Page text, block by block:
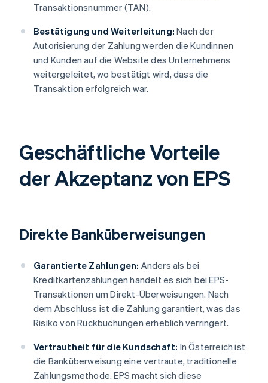
Transaktionsnummer (TAN).
Bestätigung und Weiterleitung: Nach der
Autorisierung der Zahlung werden die Kundinnen
und Kunden auf die Website des Unternehmens
weitergeleitet, wo bestätigt wird, dass die
Transaktion erfolgreich war.
Geschäftliche Vorteile
der Akzeptanz von EPS
Direkte Banküberweisungen
Garantierte Zahlungen: Anders als bei
Kreditkartenzahlungen handelt es sich bei EPS-
Transaktionen um Direkt-Überweisungen. Nach
dem Abschluss ist die Zahlung garantiert, was das
Risiko von Rückbuchungen erheblich verringert.
Vertrautheit für die Kundschaft: In Österreich ist
die Banküberweisung eine vertraute, traditionelle
Zahlungsmethode. EPS macht sich diese